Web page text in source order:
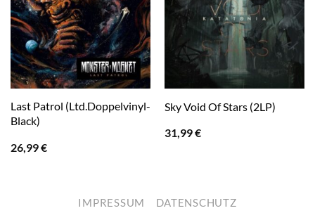
Last Patrol (Ltd.Doppelvinyl-
Black)
26,99€
Sky Void Of Stars (2LP)
31,99€
IMPRESSUM DATENSCHUTZ